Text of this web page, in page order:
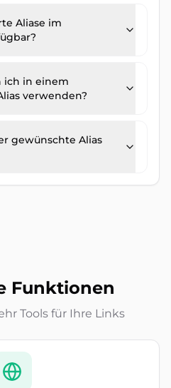
Aliase im
ich in einem
verwenden?
gewünschte Alias
Funktionen
Tools für Ihre Links